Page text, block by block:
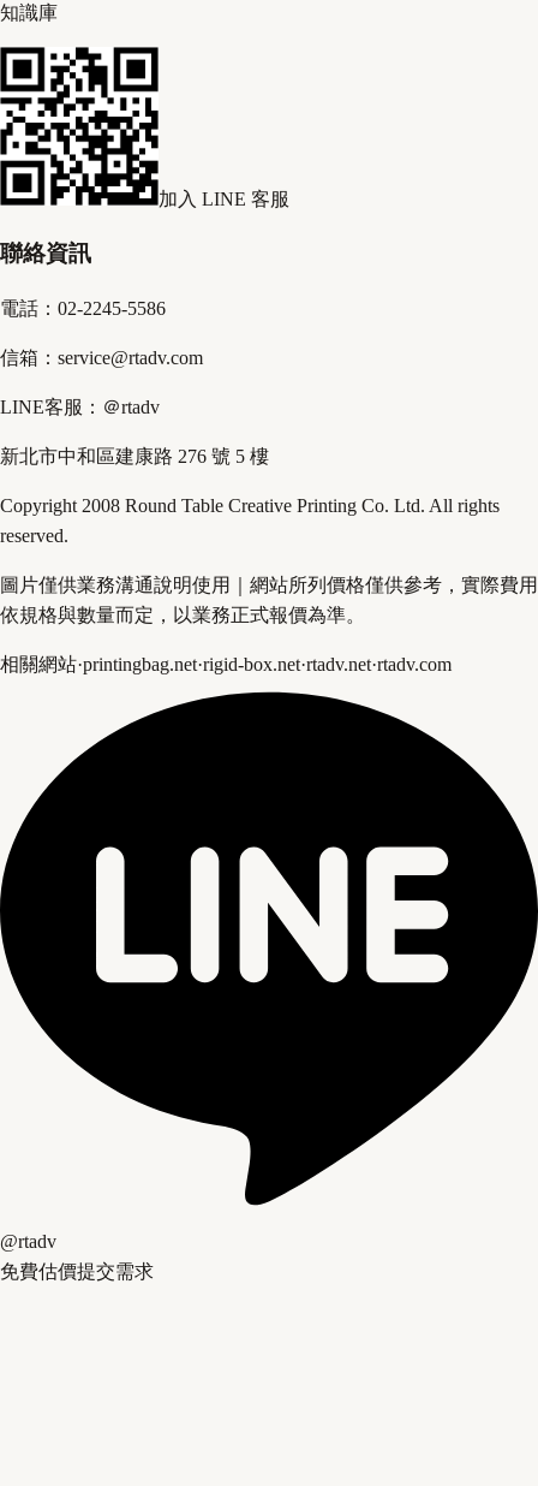
知識庫
加入 LINE 客服
聯絡資訊
電話：02-2245-5586
信箱：service@rtadv.com
LINE客服：＠rtadv
新北市中和區建康路 276 號 5 樓
Copyright 2008 Round Table Creative Printing Co. Ltd. All rights
reserved.
圖片僅供業務溝通說明使用｜網站所列價格僅供參考，實際費用
依規格與數量而定，以業務正式報價為準。
相關網站·printingbag.net·rigid-box.net·rtadv.net·rtadv.com
@rtadv
免費估價提交需求